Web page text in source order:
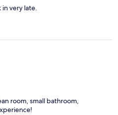
very late.
room, small bathroom,